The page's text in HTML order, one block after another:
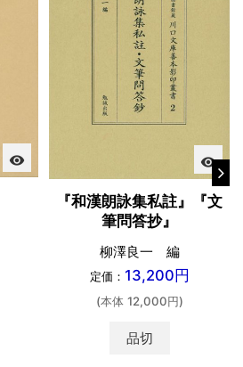
visibility visibility
『和漢朗詠集私註』『文
筆問答抄』
柳澤良一 編
定価： 13,200円
(本体 12,000円)
品切